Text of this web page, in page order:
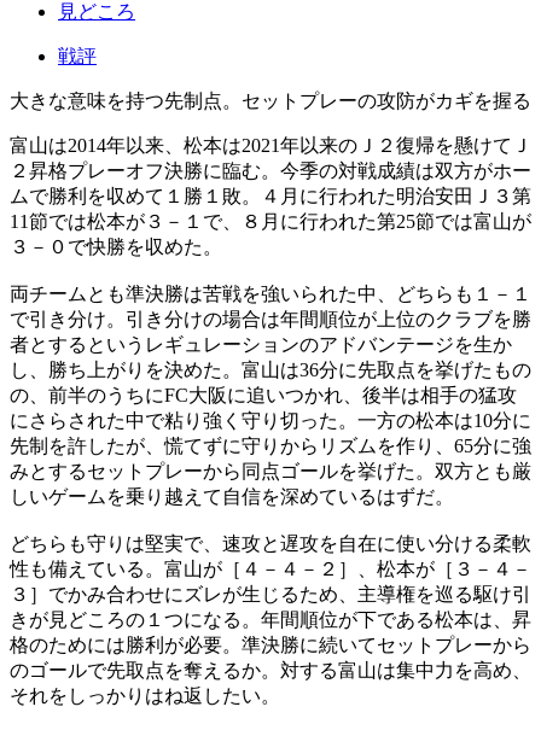
見どころ
戦評
大きな意味を持つ先制点。セットプレーの攻防がカギを握る
富山は2014年以来、松本は2021年以来のＪ２復帰を懸けてＪ
２昇格プレーオフ決勝に臨む。今季の対戦成績は双方がホー
ムで勝利を収めて１勝１敗。４月に行われた明治安田Ｊ３第
11節では松本が３－１で、８月に行われた第25節では富山が
３－０で快勝を収めた。
両チームとも準決勝は苦戦を強いられた中、どちらも１－１
で引き分け。引き分けの場合は年間順位が上位のクラブを勝
者とするというレギュレーションのアドバンテージを生か
し、勝ち上がりを決めた。富山は36分に先取点を挙げたもの
の、前半のうちにFC大阪に追いつかれ、後半は相手の猛攻
にさらされた中で粘り強く守り切った。一方の松本は10分に
先制を許したが、慌てずに守りからリズムを作り、65分に強
みとするセットプレーから同点ゴールを挙げた。双方とも厳
しいゲームを乗り越えて自信を深めているはずだ。
どちらも守りは堅実で、速攻と遅攻を自在に使い分ける柔軟
性も備えている。富山が［４－４－２］、松本が［３－４－
３］でかみ合わせにズレが生じるため、主導権を巡る駆け引
きが見どころの１つになる。年間順位が下である松本は、昇
格のためには勝利が必要。準決勝に続いてセットプレーから
のゴールで先取点を奪えるか。対する富山は集中力を高め、
それをしっかりはね返したい。